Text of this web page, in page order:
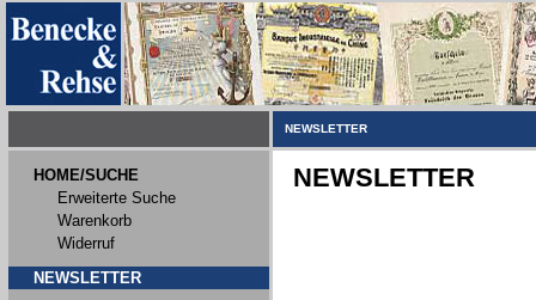
NEWSLETTER
HOME/SUCHE
Erweiterte Suche
Warenkorb
Widerruf
NEWSLETTER
NEWSLETTER